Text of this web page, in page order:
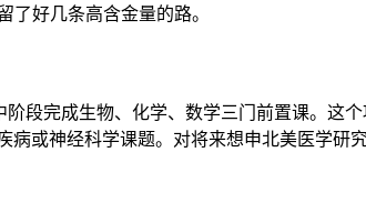
好几条高含金量的路。
段完成生物、化学、数学三门前置课。这个
病或神经科学课题。对将来想申北美医学研